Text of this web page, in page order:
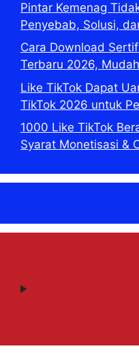
Pintar Kemenag
Penyebab, Solusi,
Cara Download
Terbaru 2026,
Like TikTok Dapat
TikTok 2026 untuk
1000 Like TikTok
Syarat Monetisasi &